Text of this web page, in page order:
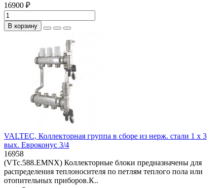
16900 ₽
В корзину
VALTEC, Коллекторная группа в сборе из нерж. стали 1 х 3
вых. Евроконус 3/4
16958
(VTc.588.EMNX) Коллекторные блоки предназначены для
распределения теплоносителя по петлям теплого пола или
отопительных приборов.К..